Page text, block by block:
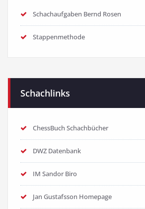
Schachaufgaben Bernd Rosen
Stappenmethode
Schachlinks
ChessBuch Schachbücher
DWZ Datenbank
IM Sandor Biro
Jan Gustafsson Homepage